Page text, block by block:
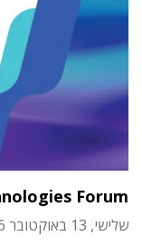
Forum
שלישי, 13 באוקטובר 2026